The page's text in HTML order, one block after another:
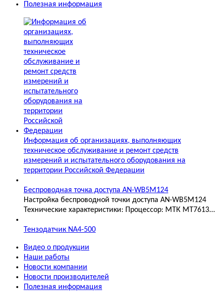
Полезная информация
Информация об организациях, выполняющих
техническое обслуживание и ремонт средств
измерений и испытательного оборудования на
территории Российской Федерации
Беспроводная точка доступа AN-WB5M124
Настройка беспроводной точки доступа AN-WB5M124
Технические характеристики: Процессор: МТК MT7613...
Тензодатчик NA4-500
Видео о продукции
Наши работы
Новости компании
Новости производителей
Полезная информация